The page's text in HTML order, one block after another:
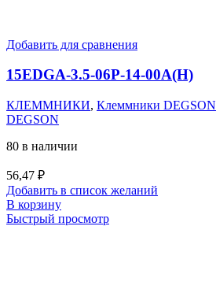
Добавить для сравнения
15EDGA-3.5-06P-14-00A(H)
КЛЕММНИКИ, Клеммники DEGSON
DEGSON
80 в наличии
56,47 ₽
Добавить в список желаний
В корзину
Быстрый просмотр